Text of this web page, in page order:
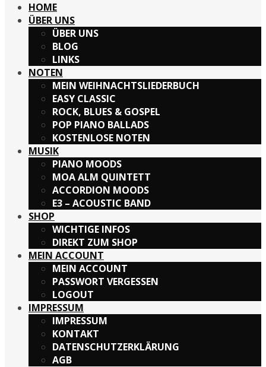
Willkommen bei
Frankkeys
Wir freuen uns, dass Du unsere Seite besuchst!
Auf dieser Website werden Cookies (auch von
Drittanbietern) benutzt.
Daten werden ausschließlich zur besseren Darstellung
der Seiten genutzt.
>>ICH STIMME ZU
>MEHR DAZU<<
(link zur Datenschutzerklärung)
HOME
ÜBER UNS
ÜBER UNS
BLOG
LINKS
NOTEN
MEIN WEIHNACHTSLIEDERBUCH
EASY CLASSIC
ROCK, BLUES & GOSPEL
POP PIANO BALLADS
KOSTENLOSE NOTEN
MUSIK
PIANO MOODS
MOA ALM QUINTETT
ACCORDION MOODS
E3 – ACOUSTIC BAND
SHOP
WICHTIGE INFOS
DIREKT ZUM SHOP
MEIN ACCOUNT
MEIN ACCOUNT
PASSWORT VERGESSEN
LOGOUT
IMPRESSUM
IMPRESSUM
KONTAKT
DATENSCHUTZERKLÄRUNG
AGB